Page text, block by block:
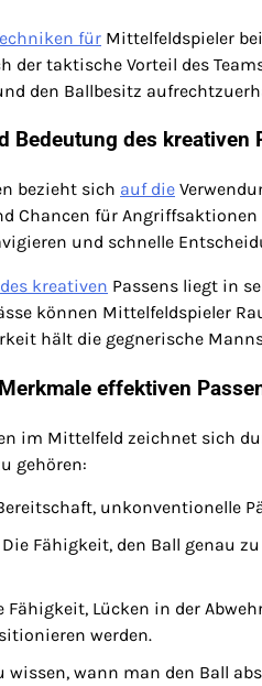
für Mittelfeldspieler
der taktische Vorteil des
den Ballbesitz
Bedeutung des kreativen
bezieht sich auf die
Chancen für
und schnelle
des kreativen Passens liegt in
können Mittelfeldspieler
hält die gegnerische
effektiven
im Mittelfeld zeichnet sich
gehören:
unkonventionelle
Die Fähigkeit, den Ball genau
Fähigkeit, Lücken in der
werden.
wissen, wann man den Ball